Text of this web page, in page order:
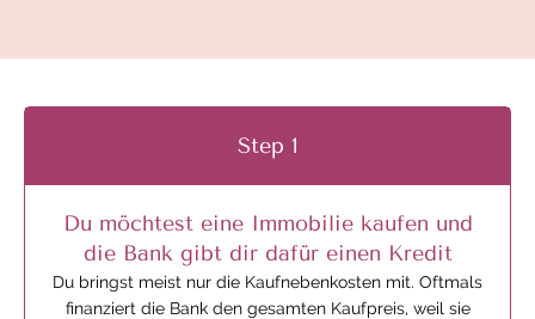
Step 1
Du möchtest eine Immobilie kaufen und
die Bank gibt dir dafür einen Kredit
Du bringst meist nur die Kaufnebenkosten mit. Oftmals
finanziert die Bank den gesamten Kaufpreis, weil sie